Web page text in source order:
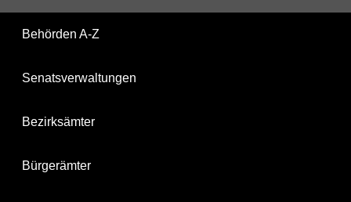
Behörden A-Z
Senatsverwaltungen
Bezirksämter
Bürgerämter